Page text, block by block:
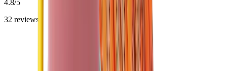
4.8/5
32 reviews